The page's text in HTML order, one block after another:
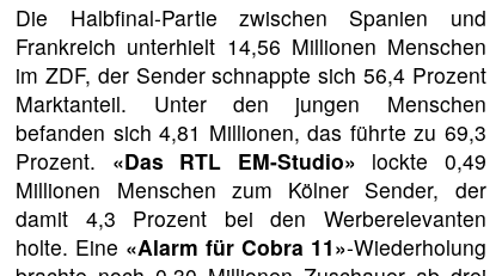
Die Halbfinal-Partie zwischen Spanien und
Frankreich unterhielt 14,56 Millionen Menschen
im ZDF, der Sender schnappte sich 56,4 Prozent
Marktanteil. Unter den jungen Menschen
befanden sich 4,81 Millionen, das führte zu 69,3
Prozent. «Das RTL EM-Studio» lockte 0,49
Millionen Menschen zum Kölner Sender, der
damit 4,3 Prozent bei den Werberelevanten
holte. Eine «Alarm für Cobra 11»-Wiederholung